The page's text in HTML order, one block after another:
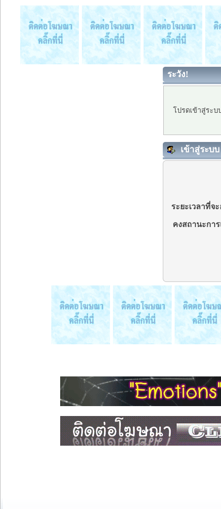
ระวัง!
โปรดเข้าสู่ระ
เข้าสู่ระบบ
ระยะเวลาที่จ
คงสถานะกา